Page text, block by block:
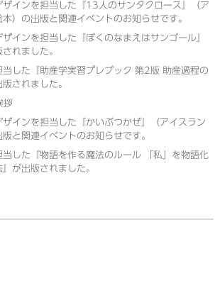
ザインを担当した『13人のサンタクロース』（ア
）の出版と関連イベントのお知らせです。
インを担当した『ぼくのなまえはサンゴール』
れました。
当した『助産学実習プレブック 第2版 助産過程の
されました。
拶
ザインを担当した『かいぶつかぜ』（アイスラン
版と関連イベントのお知らせです。
当した『物語を作る魔法のルール 「私」を物語化
が出版されました。